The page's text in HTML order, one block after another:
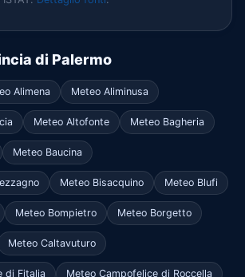
di Palermo
Alimena Meteo Aliminusa
Meteo Altofonte Meteo Bagheria
Meteo Baucina
Meteo Bisacquino Meteo Blufi
Meteo Bompietro Meteo Borgetto
Meteo Caltavuturo
di Fitalia Meteo Campofelice di Roccella